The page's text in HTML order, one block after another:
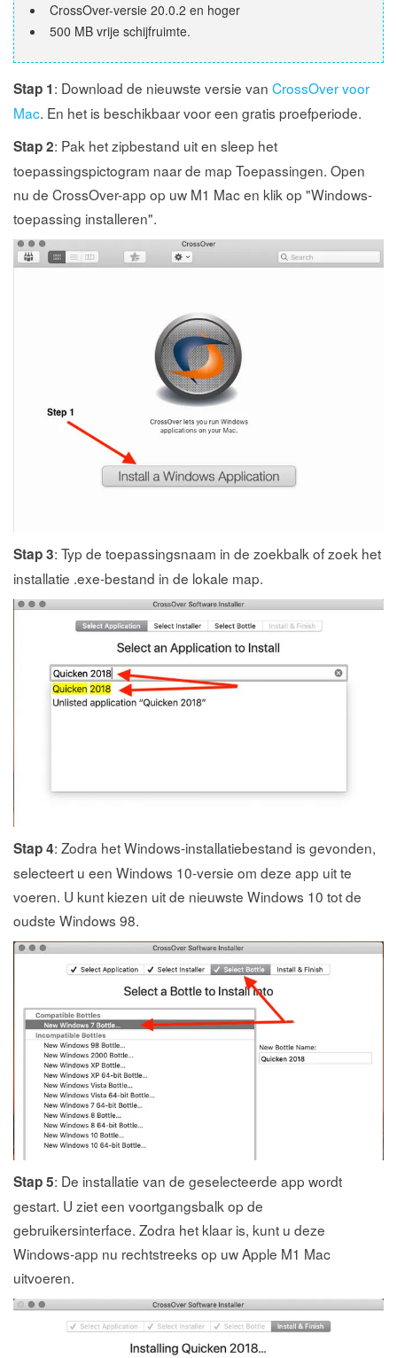
CrossOver-versie 20.0.2 en hoger
500 MB vrije schijfruimte.
Stap 1: Download de nieuwste versie van CrossOver voor
Mac. En het is beschikbaar voor een gratis proefperiode.
Stap 2: Pak het zipbestand uit en sleep het
toepassingspictogram naar de map Toepassingen. Open
nu de CrossOver-app op uw M1 Mac en klik op "Windows-
toepassing installeren".
Stap 3: Typ de toepassingsnaam in de zoekbalk of zoek het
installatie .exe-bestand in de lokale map.
Stap 4: Zodra het Windows-installatiebestand is gevonden,
selecteert u een Windows 10-versie om deze app uit te
voeren. U kunt kiezen uit de nieuwste Windows 10 tot de
oudste Windows 98.
Stap 5: De installatie van de geselecteerde app wordt
gestart. U ziet een voortgangsbalk op de
gebruikersinterface. Zodra het klaar is, kunt u deze
Windows-app nu rechtstreeks op uw Apple M1 Mac
uitvoeren.